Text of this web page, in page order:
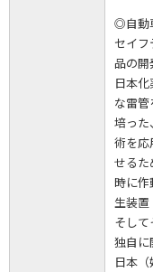
◎自動
セイ
品の開
日本
な雷
培った
術を応
せるた
時に
生装置
そし
独自に
日本